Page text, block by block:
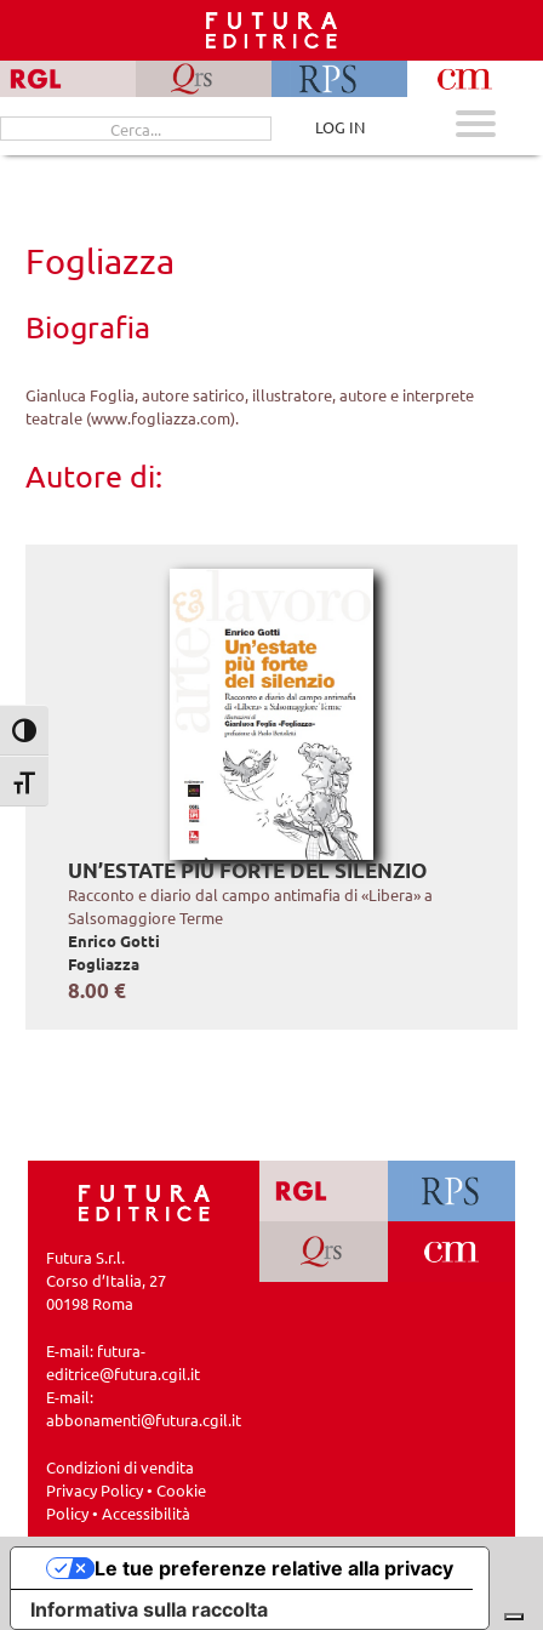
Attiva/disattiva alto contrasto
Attiva/disattiva dimensione testo
content
Cerca
per:
LOG IN
Fogliazza
Biografia
Gianluca Foglia, autore satirico, illustratore, autore e interprete
teatrale (www.fogliazza.com).
Autore di:
UN’ESTATE PIÙ FORTE DEL SILENZIO
Racconto e diario dal campo antimafia di «Libera» a
Salsomaggiore Terme
Enrico Gotti
Fogliazza
8.00 €
Futura S.r.l.
Corso d’Italia, 27
00198 Roma
E-mail: futura-
editrice@futura.cgil.it
E-mail:
abbonamenti@futura.cgil.it
Condizioni di vendita
Privacy Policy•Cookie
Policy•Accessibilità
Informativa sulla raccolta
Le tue preferenze relative alla privacy